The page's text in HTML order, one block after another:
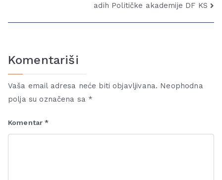
adih Političke akademije DF KS
Komentariši
Vaša email adresa neće biti objavljivana. Neophodna
polja su označena sa *
Komentar*